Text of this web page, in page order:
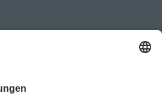
Bayreuth